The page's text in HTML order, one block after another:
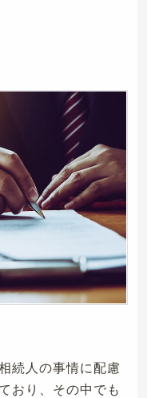
続人の事情に配慮
おり、その中でも